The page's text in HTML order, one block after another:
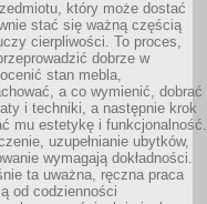
który może dostać
stać się ważną częścią
cierpliwości. To proces,
dobrze w
stan mebla,
a co wymienić, dobrać
i techniki, a następnie krok
mu estetykę i funkcjonalność.
uzupełnianie ubytków,
wymagają dokładności.
ta uważna, ręczna praca
od codzienności